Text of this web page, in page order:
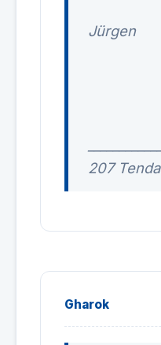
Jürgen
207
Gharok